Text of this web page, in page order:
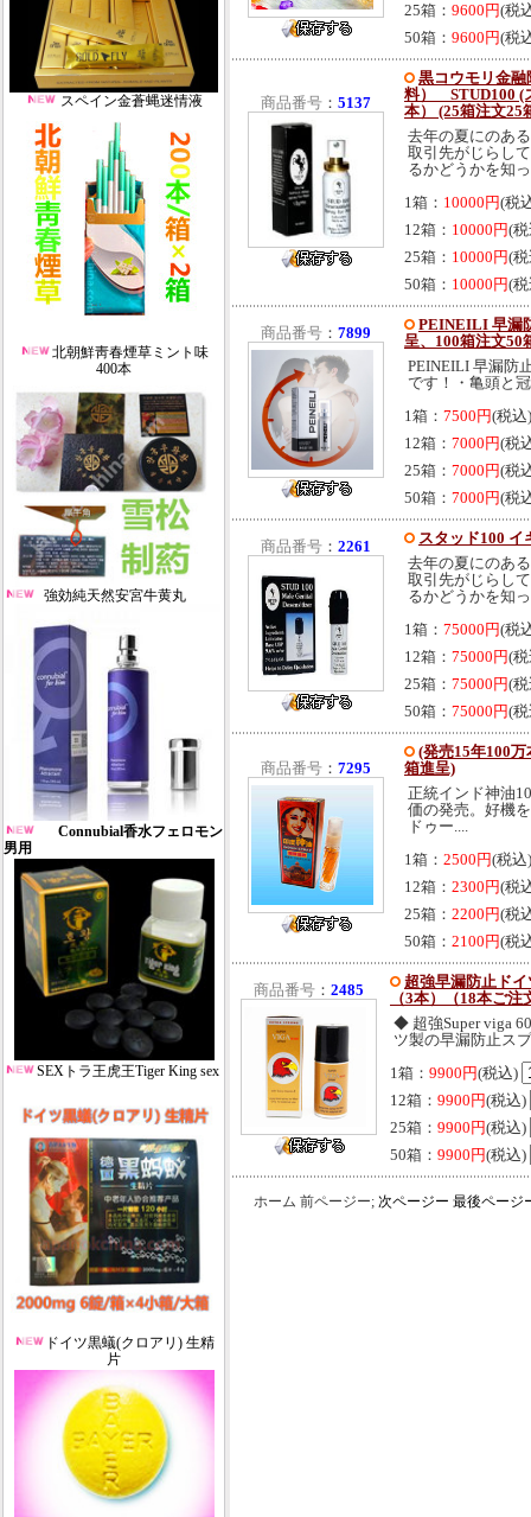
スペイン金蒼蝿迷情液
北朝鮮靑春煙草ミント味
400本
強効純天然安宮牛黄丸
Connubial香水フェロモン
男用
SEXトラ王虎王Tiger King sex
ドイツ黒蟻(クロアリ) 生精
片
25箱： 9600円(税
50箱： 9600円(税
商品番号 ： 5137
黒コウモリ金
料） STUD100 (
本） (25箱注文25
去年の夏にのあ
取引先がじらし
るかどうかを知
1箱： 10000円(税
12箱： 10000円(
25箱： 10000円(
50箱： 10000円(
商品番号 ： 7899
PEINEILI 早漏
呈、100箱注文50
PEINEILI 早漏防
です！・亀頭と
1箱： 7500円(税
12箱： 7000円(税
25箱： 7000円(税
50箱： 7000円(税
商品番号 ： 2261
スタッド100 イ
去年の夏にのあ
取引先がじらし
るかどうかを知
1箱： 75000円(税
12箱： 75000円(
25箱： 75000円(
50箱： 75000円(
商品番号 ： 7295
(発売15年100
箱進呈)
正統インド神油
価の発売。好機
ドゥー....
1箱： 2500円(税
12箱： 2300円(税
25箱： 2200円(税
50箱： 2100円(税
商品番号 ： 2485
超強早漏防止ド
（3本）（18本ご
◆ 超強Super viga
ツ製の早漏防止ス
1箱： 9900円(税込)
12箱： 9900円(税込)
25箱： 9900円(税込)
50箱： 9900円(税込)
ホーム 前ページー; 次ページー 最後ページ